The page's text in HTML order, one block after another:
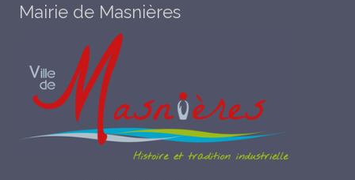
Mairie de Masnières